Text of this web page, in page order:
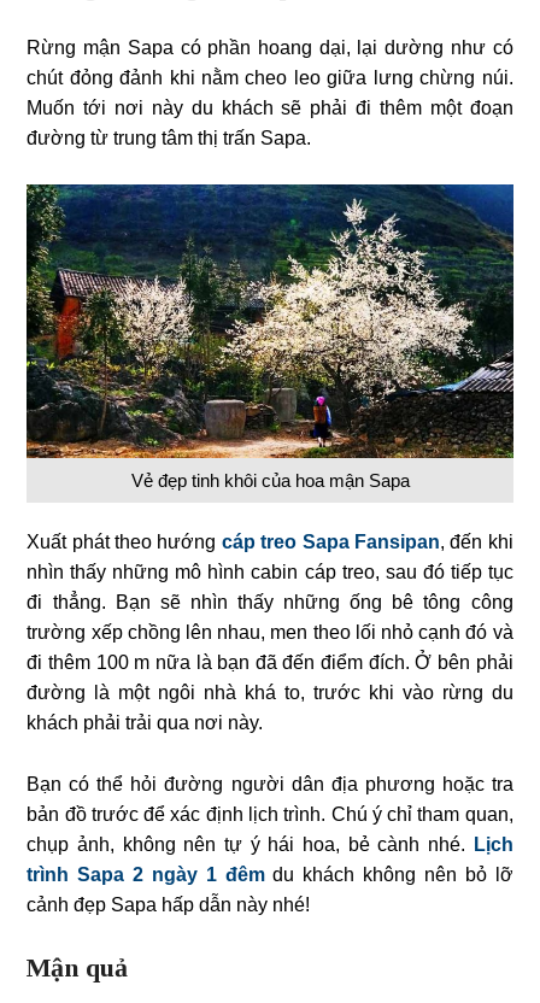
Rừng mận Sapa có phần hoang dại, lại dường như có
chút đỏng đảnh khi nằm cheo leo giữa lưng chừng núi.
Muốn tới nơi này du khách sẽ phải đi thêm một đoạn
đường từ trung tâm thị trấn Sapa.
Vẻ đẹp tinh khôi của hoa mận Sapa
Xuất phát theo hướng cáp treo Sapa Fansipan, đến khi
nhìn thấy những mô hình cabin cáp treo, sau đó tiếp tục
đi thẳng. Bạn sẽ nhìn thấy những ống bê tông công
trường xếp chồng lên nhau, men theo lối nhỏ cạnh đó và
đi thêm 100 m nữa là bạn đã đến điểm đích. Ở bên phải
đường là một ngôi nhà khá to, trước khi vào rừng du
khách phải trải qua nơi này.
Bạn có thể hỏi đường người dân địa phương hoặc tra
bản đồ trước để xác định lịch trình. Chú ý chỉ tham quan,
chụp ảnh, không nên tự ý hái hoa, bẻ cành nhé.
Lịch
trình Sapa 2 ngày 1 đêmdu khách không nên bỏ lỡ
cảnh đẹp Sapa hấp dẫn này nhé!
Mận quả